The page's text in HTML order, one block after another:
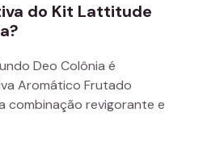
do Kit Lattitude
Deo Colônia é
Aromático Frutado
combinação revigorante e